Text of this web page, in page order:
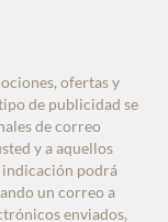
ofertas y
de publicidad se
de correo
y a aquellos
podrá
un correo a
enviados,